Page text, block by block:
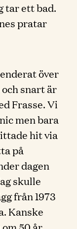
tar ett bad.
pratar
över
snart är
Frasse. Vi
men bara
hit via
på
dagen
skulle
från 1973
Kanske